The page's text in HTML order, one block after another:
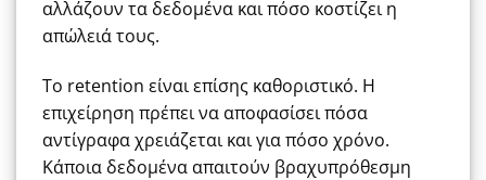
αλλάζουν τα δεδομένα και πόσο κοστίζει η
απώλειά τους.
Το retention είναι επίσης καθοριστικό. Η
επιχείρηση πρέπει να αποφασίσει πόσα
αντίγραφα χρειάζεται και για πόσο χρόνο.
Κάποια δεδομένα απαιτούν βραχυπρόθεσμη